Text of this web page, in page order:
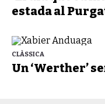
estada al
CLÀSSICA
Un ‘Werther’